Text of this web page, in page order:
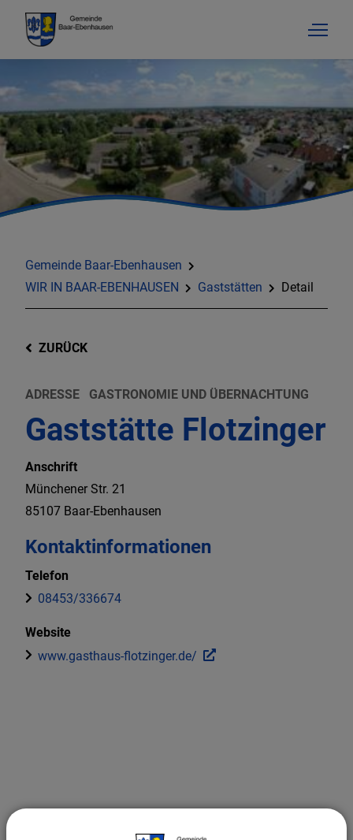
Gemeinde Baar-Ebenhausen
WIR IN BAAR-EBENHAUSEN
Gaststätten Detail
ZURÜCK
ADRESSE GASTRONOMIE UND ÜBERNACHTUNG
Gaststätte Flotzinger
Anschrift
Münchener Str. 21
85107 Baar-Ebenhausen
Kontaktinformationen
Telefon
08453/336674
Website
www.gasthaus-flotzinger.de/